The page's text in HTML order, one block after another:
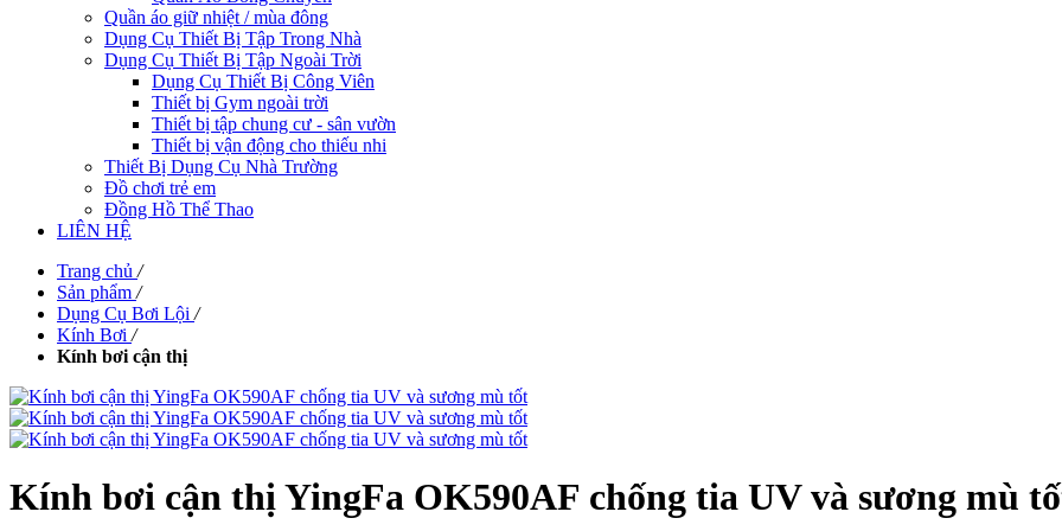
Quần áo giữ nhiệt / mùa đông
Dụng Cụ Thiết Bị Tập Trong Nhà
Dụng Cụ Thiết Bị Tập Ngoài Trời
Dụng Cụ Thiết Bị Công Viên
Thiết bị Gym ngoài trời
Thiết bị tập chung cư - sân vườn
Thiết bị vận động cho thiếu nhi
Thiết Bị Dụng Cụ Nhà Trường
Đồ chơi trẻ em
Đồng Hồ Thể Thao
LIÊN HỆ
Trang chủ /
Sản phẩm /
Dụng Cụ Bơi Lội /
Kính Bơi /
Kính bơi cận thị
Kính bơi cận thị YingFa OK590AF chống tia UV và sương mù